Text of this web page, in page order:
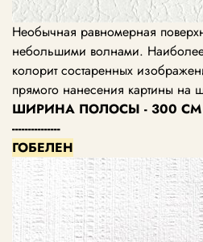
Необычная равномерная
небольшими волнами. Наиболее
колорит состаренных
прямого нанесения картины на
ШИРИНА ПОЛОСЫ - 300 СМ
---------------
ГОБЕЛЕН